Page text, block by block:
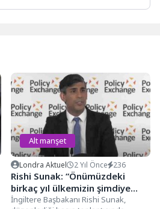
Alt manşet
Londra Aktuel 2 Yıl Önce 236
Rishi Sunak: “Önümüzdeki
birkaç yıl ülkemizin şimdiye
kadar gördüğü en tehlikeli
İngiltere Başbakanı Rishi Sunak,